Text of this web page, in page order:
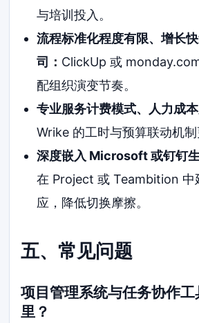
与培训投入。
流程标准化程度有限、增长
司： ClickUp 或
配组织演变节奏。
专业服务计费模式、人力成
Wrike 的工时与预算联动机制
深度嵌入 Microsoft 或钉钉
在 Project 或 Teambition 中
应，降低切换摩擦。
五、常见问题
项目管理系统与任务协作
里？